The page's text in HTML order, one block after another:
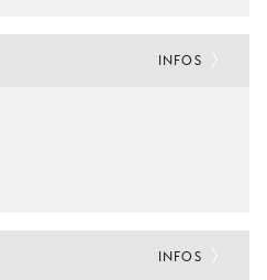
INFOS
INFOS